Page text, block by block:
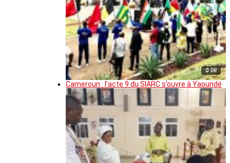
© DR
Cameroun : l’acte 9 du SIARC s’ouvre à Yaoundé